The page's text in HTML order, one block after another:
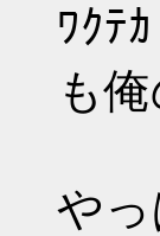
ﾜｸﾃ
も
や